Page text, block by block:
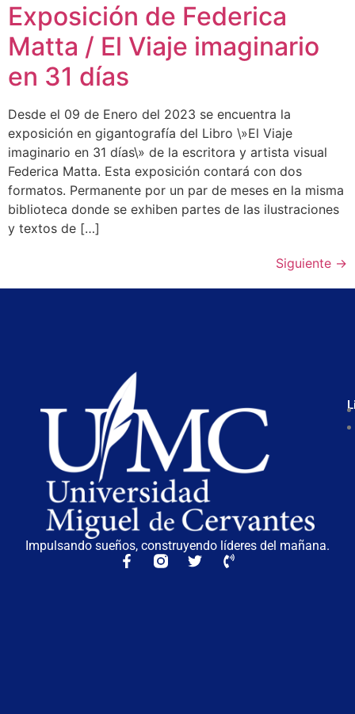
Exposición de Federica
Matta / El Viaje imaginario
en 31 días
Desde el 09 de Enero del 2023 se encuentra la
exposición en gigantografía del Libro \»El Viaje
imaginario en 31 días\» de la escritora y artista visual
Federica Matta. Esta exposición contará con dos
formatos. Permanente por un par de meses en la misma
biblioteca donde se exhiben partes de las ilustraciones
y textos de […]
Siguiente →
Impulsando sueños, construyendo líderes del mañana.